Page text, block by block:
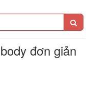
đơn giản